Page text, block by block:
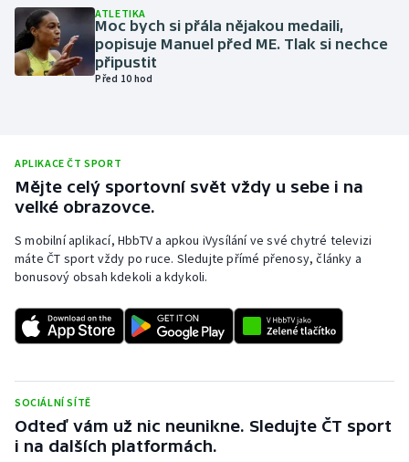
Plavání
Plážový volejbal
Rychlobruslení
Rychlostní kanoistika
Short track
Stolní tenis
Triatlon
Veslování
ATLETIKA
Moc bych si přála nějakou medaili,
popisuje Manuel před ME. Tlak si nechce
připustit
Před 10 hod
APLIKACE ČT SPORT
Mějte celý sportovní svět vždy u sebe i na
velké obrazovce.
S mobilní aplikací, HbbTV a apkou iVysílání ve své chytré televizi
máte ČT sport vždy po ruce. Sledujte přímé přenosy, články a
bonusový obsah kdekoli a kdykoli.
SOCIÁLNÍ SÍTĚ
Odteď vám už nic neunikne. Sledujte ČT sport
i na dalších platformách.